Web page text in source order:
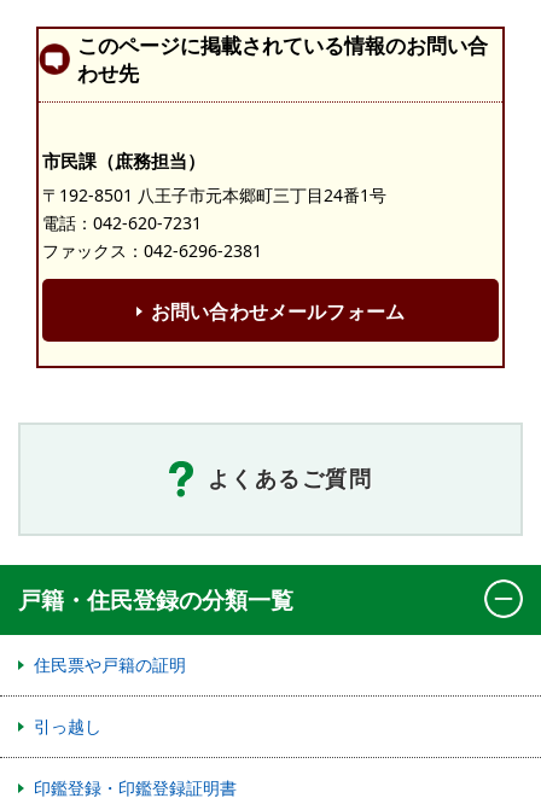
このページに掲載されている情報のお問い合
わせ先
市民課（庶務担当）
〒192-8501 八王子市元本郷町三丁目24番1号
電話： 042-620-7231
ファックス：042-6296-2381
お問い合わせメールフォーム
よくあるご質問
戸籍・住民登録の分類一覧
住民票や戸籍の証明
引っ越し
印鑑登録・印鑑登録証明書